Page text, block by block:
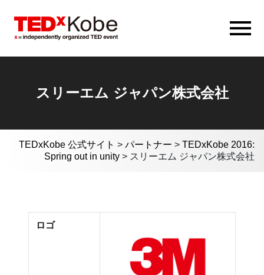
スリーエム ジャパン株式会社
TEDxKobe 公式サイト > パートナー > TEDxKobe 2016:
Spring out in unity > スリーエム ジャパン株式会社
ロゴ